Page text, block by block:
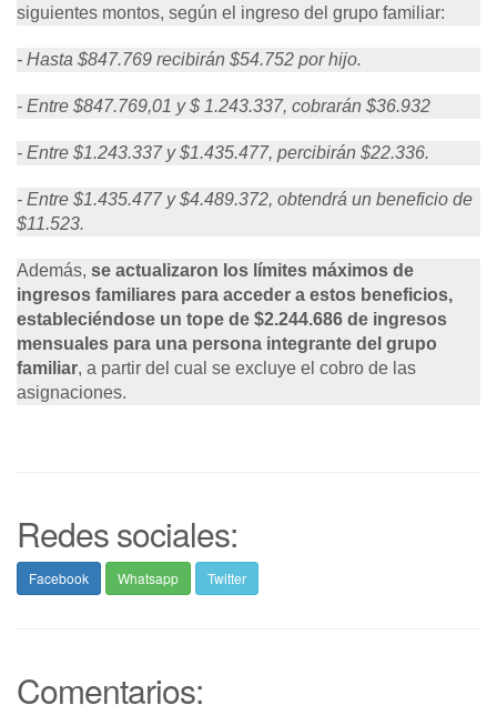
siguientes montos, según el ingreso del grupo familiar:
- Hasta $847.769 recibirán $54.752 por hijo.
- Entre $847.769,01 y $ 1.243.337, cobrarán $36.932
- Entre $1.243.337 y $1.435.477, percibirán $22.336.
- Entre $1.435.477 y $4.489.372, obtendrá un beneficio de
$11.523.
Además, se actualizaron los límites máximos de
ingresos familiares para acceder a estos beneficios,
estableciéndose un tope de $2.244.686 de ingresos
mensuales para una persona integrante del grupo
familiar, a partir del cual se excluye el cobro de las
asignaciones.
Redes sociales:
Facebook Whatsapp Twitter
Comentarios: